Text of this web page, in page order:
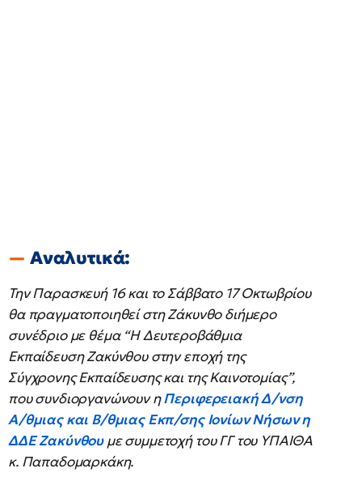
Αναλυτικά:
Την Παρασκευή 16 και το Σάββατο 17 Οκτωβρίου
θα πραγματοποιηθεί στη Ζάκυνθο διήμερο
συνέδριο με θέμα “Η Δευτεροβάθμια
Εκπαίδευση Ζακύνθου στην εποχή της
Σύγχρονης Εκπαίδευσης και της Καινοτομίας”,
που συνδιοργανώνουν ηΠεριφερειακή Δ/νση
Α/θμιας και Β/θμιας Εκπ/σης Ιονίων Νήσων η
ΔΔΕ Ζακύνθουμε συμμετοχή του ΓΓ του ΥΠΑΙΘΑ
κ. Παπαδομαρκάκη.